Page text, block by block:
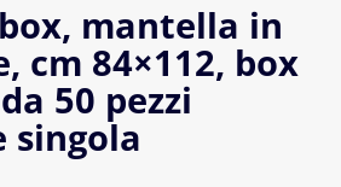
mantella in
cm 84×112, box
50 pezzi
singola